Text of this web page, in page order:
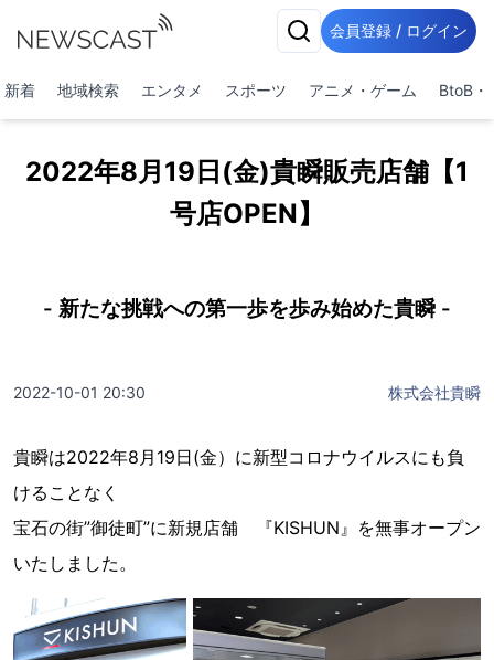
会員登録 / ログイン
新着 地域検索 エンタメ スポーツ アニメ・ゲーム BtoB・
2022年8月19日(金)貴瞬販売店舗【1
号店OPEN】
- 新たな挑戦への第一歩を歩み始めた貴瞬 -
2022-10-01 20:30 株式会社貴瞬
貴瞬は2022年8月19日(金）に新型コロナウイルスにも負
けることなく
宝石の街”御徒町”に新規店舗 『KISHUN』を無事オープン
いたしました。